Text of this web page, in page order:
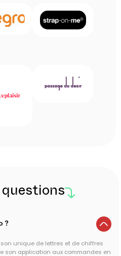
questions
?
unique de lettres et de chiffres
son application aux commandes en